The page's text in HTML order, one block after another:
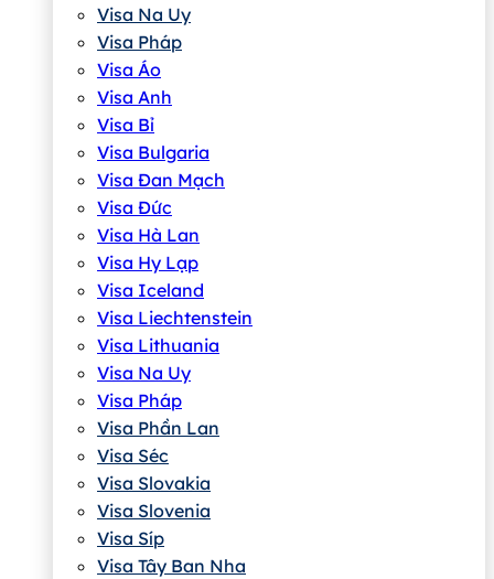
Visa Na Uy
Visa Pháp
Visa Áo
Visa Anh
Visa Bỉ
Visa Bulgaria
Visa Đan Mạch
Visa Đức
Visa Hà Lan
Visa Hy Lạp
Visa Iceland
Visa Liechtenstein
Visa Lithuania
Visa Na Uy
Visa Pháp
Visa Phần Lan
Visa Séc
Visa Slovakia
Visa Slovenia
Visa Síp
Visa Tây Ban Nha